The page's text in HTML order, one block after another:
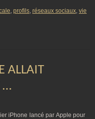
, profils, réseaux sociaux, vie
ALLAIT
…
iPhone lancé par Apple pour